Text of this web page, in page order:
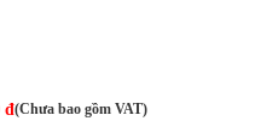
đ(Chưa bao gồm VAT)